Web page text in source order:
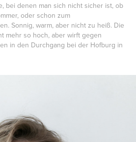
bei denen man sich nicht sicher ist, ob
oder schon zum
Sonnig, warm, aber nicht zu heiß. Die
mehr so hoch, aber wirft gegen
in den Durchgang bei der Hofburg in